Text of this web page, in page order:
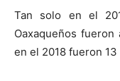
Tan solo en el
Oaxaqueños
en el 2018 fueron 13